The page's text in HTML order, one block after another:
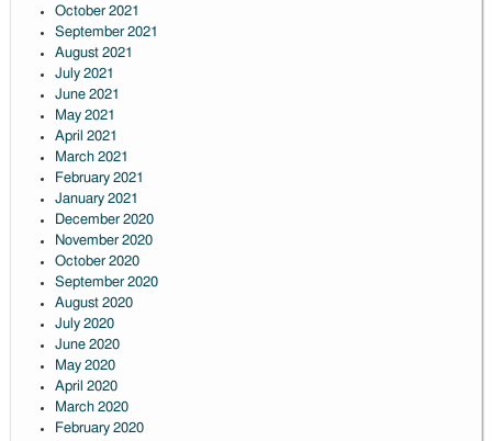
October 2021
September 2021
August 2021
July 2021
June 2021
May 2021
April 2021
March 2021
February 2021
January 2021
December 2020
November 2020
October 2020
September 2020
August 2020
July 2020
June 2020
May 2020
April 2020
March 2020
February 2020